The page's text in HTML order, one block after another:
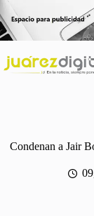
Saltar
al
contenido
Condenan a Jair